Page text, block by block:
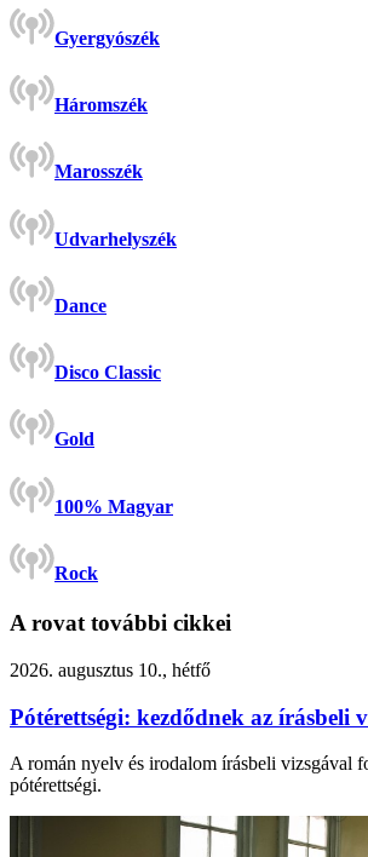
Gyergyószék
Háromszék
Marosszék
Udvarhelyszék
Dance
Disco Classic
Gold
100% Magyar
Rock
A rovat további cikkei
2026. augusztus 10., hétfő
Pótérettségi: kezdődnek az írásbeli
A román nyelv és irodalom írásbeli vizsgával
pótérettségi.